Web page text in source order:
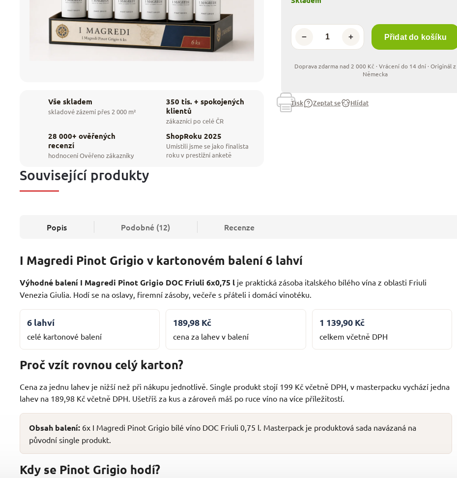
Vše skladem
skladové zázemí přes 2 000 m²
350 tis. + spokojených
klientů
zákazníci po celé ČR
28 000+ ověřených
recenzí
hodnocení Ověřeno zákazníky
ShopRoku 2025
Umístili jsme se jako finalista
roku v prestižní anketě
+
− Přidat do košíku
Tisk Zeptat se Hlídat
Související produkty
Popis Podobné (12) Recenze
I Magredi Pinot Grigio v kartonovém balení 6 lahví
Výhodné balení I Magredi Pinot Grigio DOC Friuli 6x0,75 l je praktická zásoba italského bílého vína z oblasti Friuli
Venezia Giulia. Hodí se na oslavy, firemní zásoby, večeře s přáteli i domácí vinotéku.
6 lahví
celé kartonové balení
189,98 Kč
cena za lahev v balení
1 139,90 Kč
celkem včetně DPH
Proč vzít rovnou celý karton?
Cena za jednu lahev je nižší než při nákupu jednotlivě. Single produkt stojí 199 Kč včetně DPH, v masterpacku vychází jedna
lahev na 189,98 Kč včetně DPH. Ušetříš za kus a zároveň máš po ruce víno na více příležitostí.
Obsah balení: 6x I Magredi Pinot Grigio bílé víno DOC Friuli 0,75 l. Masterpack je produktová sada navázaná na
původní single produkt.
Kdy se Pinot Grigio hodí?